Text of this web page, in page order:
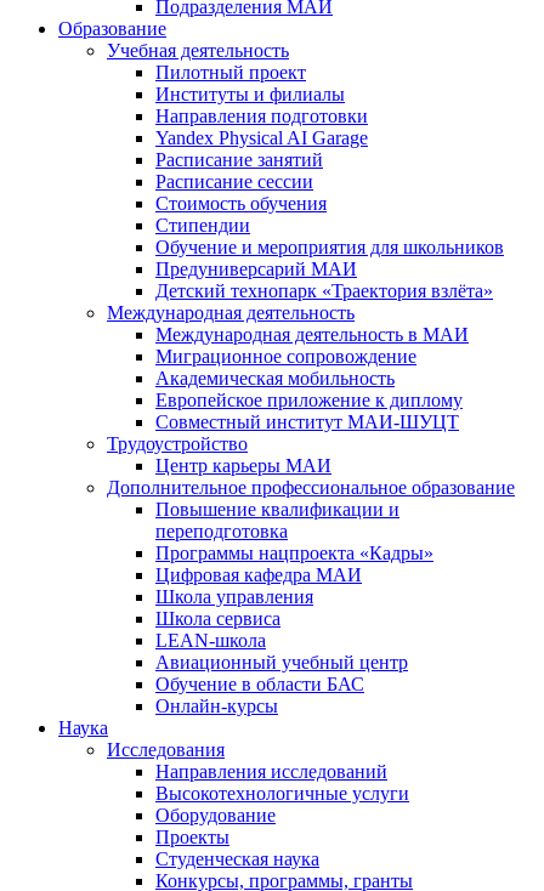
Подразделения МАИ
Образование
Учебная деятельность
Пилотный проект
Институты и филиалы
Направления подготовки
Yandex Physical AI Garage
Расписание занятий
Расписание сессии
Стоимость обучения
Стипендии
Обучение и мероприятия для школьников
Предуниверсарий МАИ
Детский технопарк «Траектория взлёта»
Международная деятельность
Международная деятельность в МАИ
Миграционное сопровождение
Академическая мобильность
Европейское приложение к диплому
Совместный институт МАИ-ШУЦТ
Трудоустройство
Центр карьеры МАИ
Дополнительное профессиональное образование
Повышение квалификации и
переподготовка
Программы нацпроекта «Кадры»
Цифровая кафедра МАИ
Школа управления
Школа сервиса
LEAN-школа
Авиационный учебный центр
Обучение в области БАС
Онлайн-курсы
Наука
Исследования
Направления исследований
Высокотехнологичные услуги
Оборудование
Проекты
Студенческая наука
Конкурсы, программы, гранты